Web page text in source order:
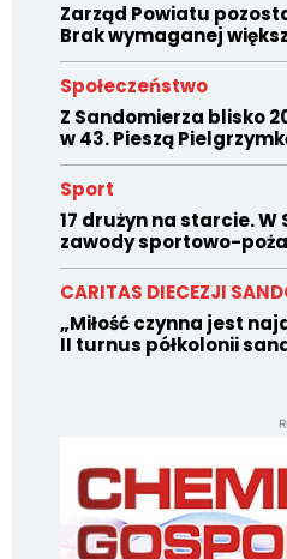
Zarząd Powiatu
Brak wymaganej
Społeczeństwo
Z Sandomierza blisko
w 43. Pieszą
Sport
17 drużyn na starcie.
zawody sportowo-
CARITAS DIECEZJI
„Miłość czynna jest
II turnus półkolonii